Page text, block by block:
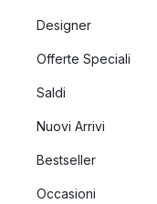
Designer
Offerte Speciali
Saldi
Nuovi Arrivi
Bestseller
Occasioni